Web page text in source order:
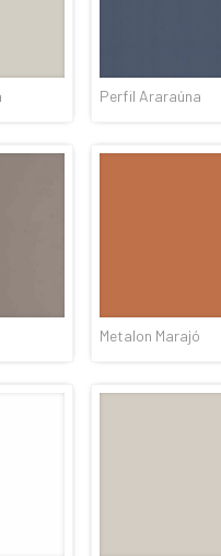
Perfil Araraúna
Metalon Marajó